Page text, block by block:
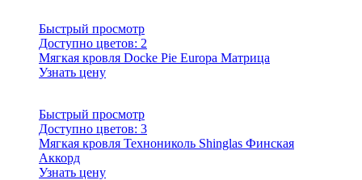
Быстрый просмотр
Доступно цветов: 2
Мягкая кровля Docke Pie Europa Матрица
Узнать цену
Быстрый просмотр
Доступно цветов: 3
Мягкая кровля Технониколь Shinglas Финская
Аккорд
Узнать цену